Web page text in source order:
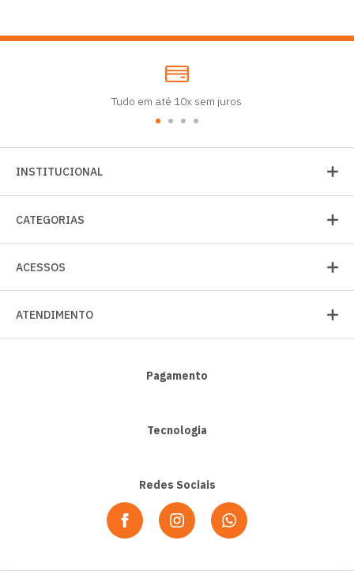
Tudo em até 10x sem juros
INSTITUCIONAL
CATEGORIAS
ACESSOS
ATENDIMENTO
Pagamento
Tecnologia
Redes Sociais